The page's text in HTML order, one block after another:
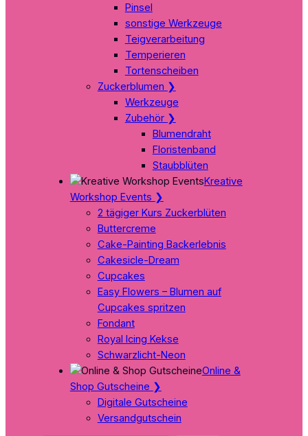
Pinsel
sonstige Werkzeuge
Teigverarbeitung
Temperieren
Tortenscheiben
Zuckerblumen ❯
Werkzeuge
Zubehör ❯
Blumendraht
Floristenband
Staubblüten
Kreative
Workshop Events ❯
2 tägiger Kurs Zuckerblüten
Buttercreme
Cake-Painting Backerlebnis
Cakesicle-Dream
Cupcakes
Easy Flowers – Blumen auf
Cupcakes spritzen
Fondant
Royal Icing Kekse
Schwarzlicht-Neon
Online &
Shop Gutscheine ❯
Digitale Gutscheine
Versandgutschein